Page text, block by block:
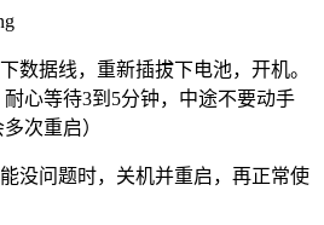
数据线，重新插拔下电池，开机。
心等待3到5分钟，中途不要动手
次重启）
没问题时，关机并重启，再正常使